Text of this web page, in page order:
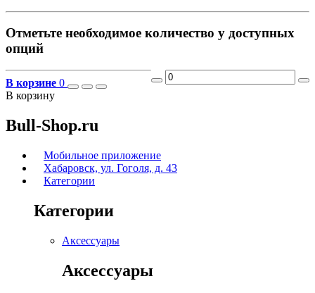
Отметьте необходимое количество у доступных
опций
В корзине 0
В корзину
Bull-Shop.ru
Мобильное приложение
Хабаровск, ул. Гоголя, д. 43
Категории
Категории
Аксессуары
Аксессуары